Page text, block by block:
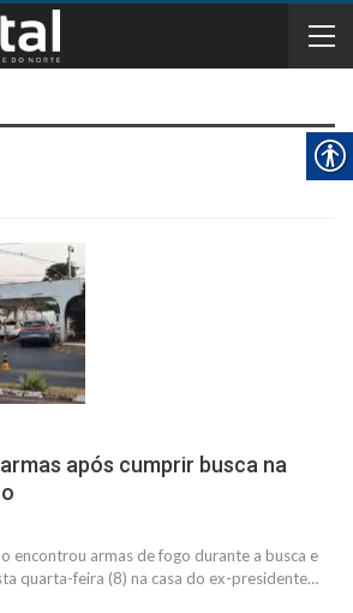
após cumprir busca na
encontrou armas de fogo durante a busca e
quarta-feira (8) na casa do ex-presidente…